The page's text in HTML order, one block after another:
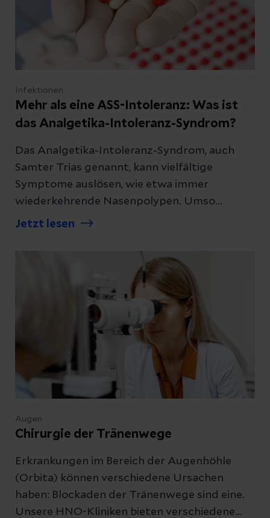
Infektionen
Mehr als eine ASS-Intoleranz: Was ist
das Analgetika-Intoleranz-Syndrom?
Das Analgetika-Intoleranz-Syndrom, auch
Samter Trias genannt, kann vielfältige
Symptome auslösen, wie etwa immer
wiederkehrende Nasenpolypen. Umso
wichtiger ist eine wirksame Therapie. Wir
Intoleranz-Syndrom hilft.
Jetzt lesen
Augen
Chirurgie der Tränenwege
Erkrankungen im Bereich der Augenhöhle
(Orbita) können verschiedene Ursachen
haben: Blockaden der Tränenwege sind eine.
Unsere HNO-Kliniken bieten verschiedene